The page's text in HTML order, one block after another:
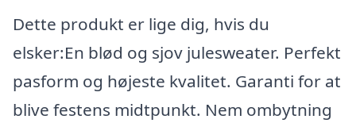
Dette produkt er lige dig, hvis du
elsker:En blød og sjov julesweater. Perfekt
pasform og højeste kvalitet. Garanti for at
blive festens midtpunkt. Nem ombytning